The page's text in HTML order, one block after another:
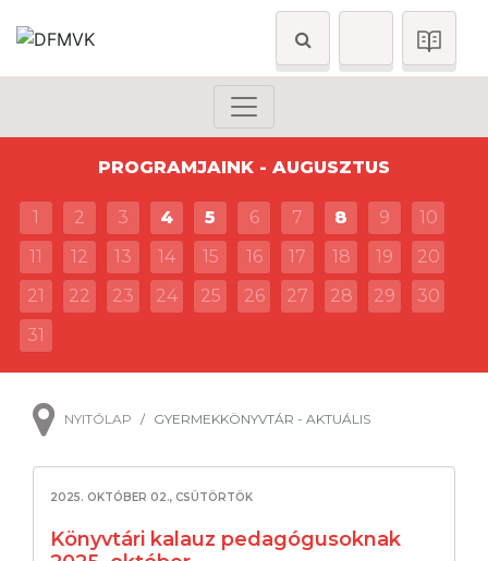
PROGRAMJAINK - AUGUSZTUS
1 2 3 4 5 6 7 8 9
10
11
12 13 14 15 16 17 18 19
20
21
22 23 24 25 26 27 28 29
30
31
NYITÓLAP GYERMEKKÖNYVTÁR - AKTUÁLIS
2025. OKTÓBER 02., CSÜTÖRTÖK
Könyvtári kalauz pedagógusoknak